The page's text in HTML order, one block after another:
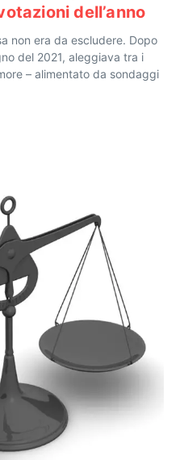
dell’anno
non era da escludere. Dopo
del 2021, aleggiava tra i
– alimentato da sondaggi